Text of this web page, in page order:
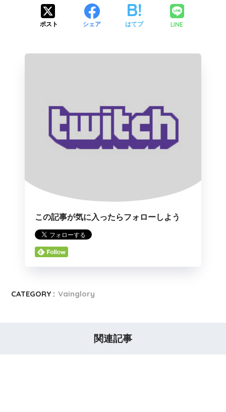
ポスト シェア はてブ LINE
この記事が気に入ったらフォローしよう
CATEGORY : Vainglory
関連記事